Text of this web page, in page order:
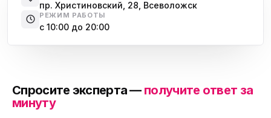
пр. Христиновский, 28, Всеволожск
РЕЖИМ РАБОТЫ
с 10:00 до 20:00
Спросите эксперта — получите ответ за
минуту